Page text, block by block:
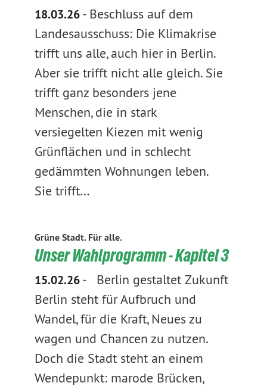
18.03.26- Beschluss auf dem
Landesausschuss: Die Klimakrise
trifft uns alle, auch hier in Berlin.
Aber sie trifft nicht alle gleich. Sie
trifft ganz besonders jene
Menschen, die in stark
versiegelten Kiezen mit wenig
Grünflächen und in schlecht
gedämmten Wohnungen leben.
Sie trifft…
Grüne Stadt. Für alle.
Unser Wahlprogramm - Kapitel 3
15.02.26-
Berlin gestaltet Zukunft
Berlin steht für Aufbruch und
Wandel, für die Kraft, Neues zu
wagen und Chancen zu nutzen.
Doch die Stadt steht an einem
Wendepunkt: marode Brücken,